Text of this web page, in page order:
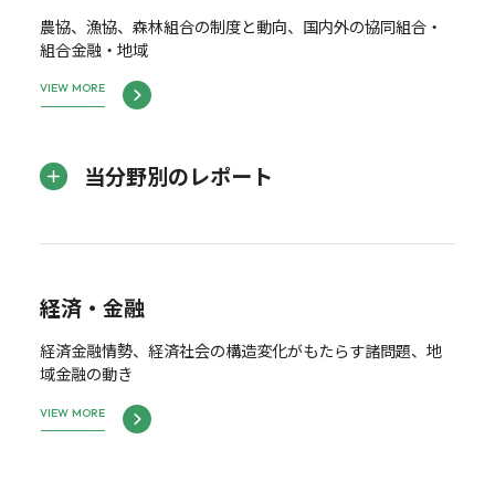
農協、漁協、森林組合の制度と動向、国内外の協同組合・
組合金融・地域
VIEW MORE
当分野別のレポート
経済・金融
経済金融情勢、経済社会の構造変化がもたらす諸問題、地
域金融の動き
VIEW MORE